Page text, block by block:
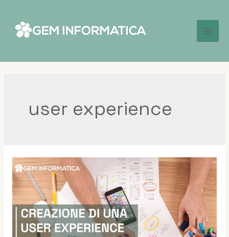
user experience